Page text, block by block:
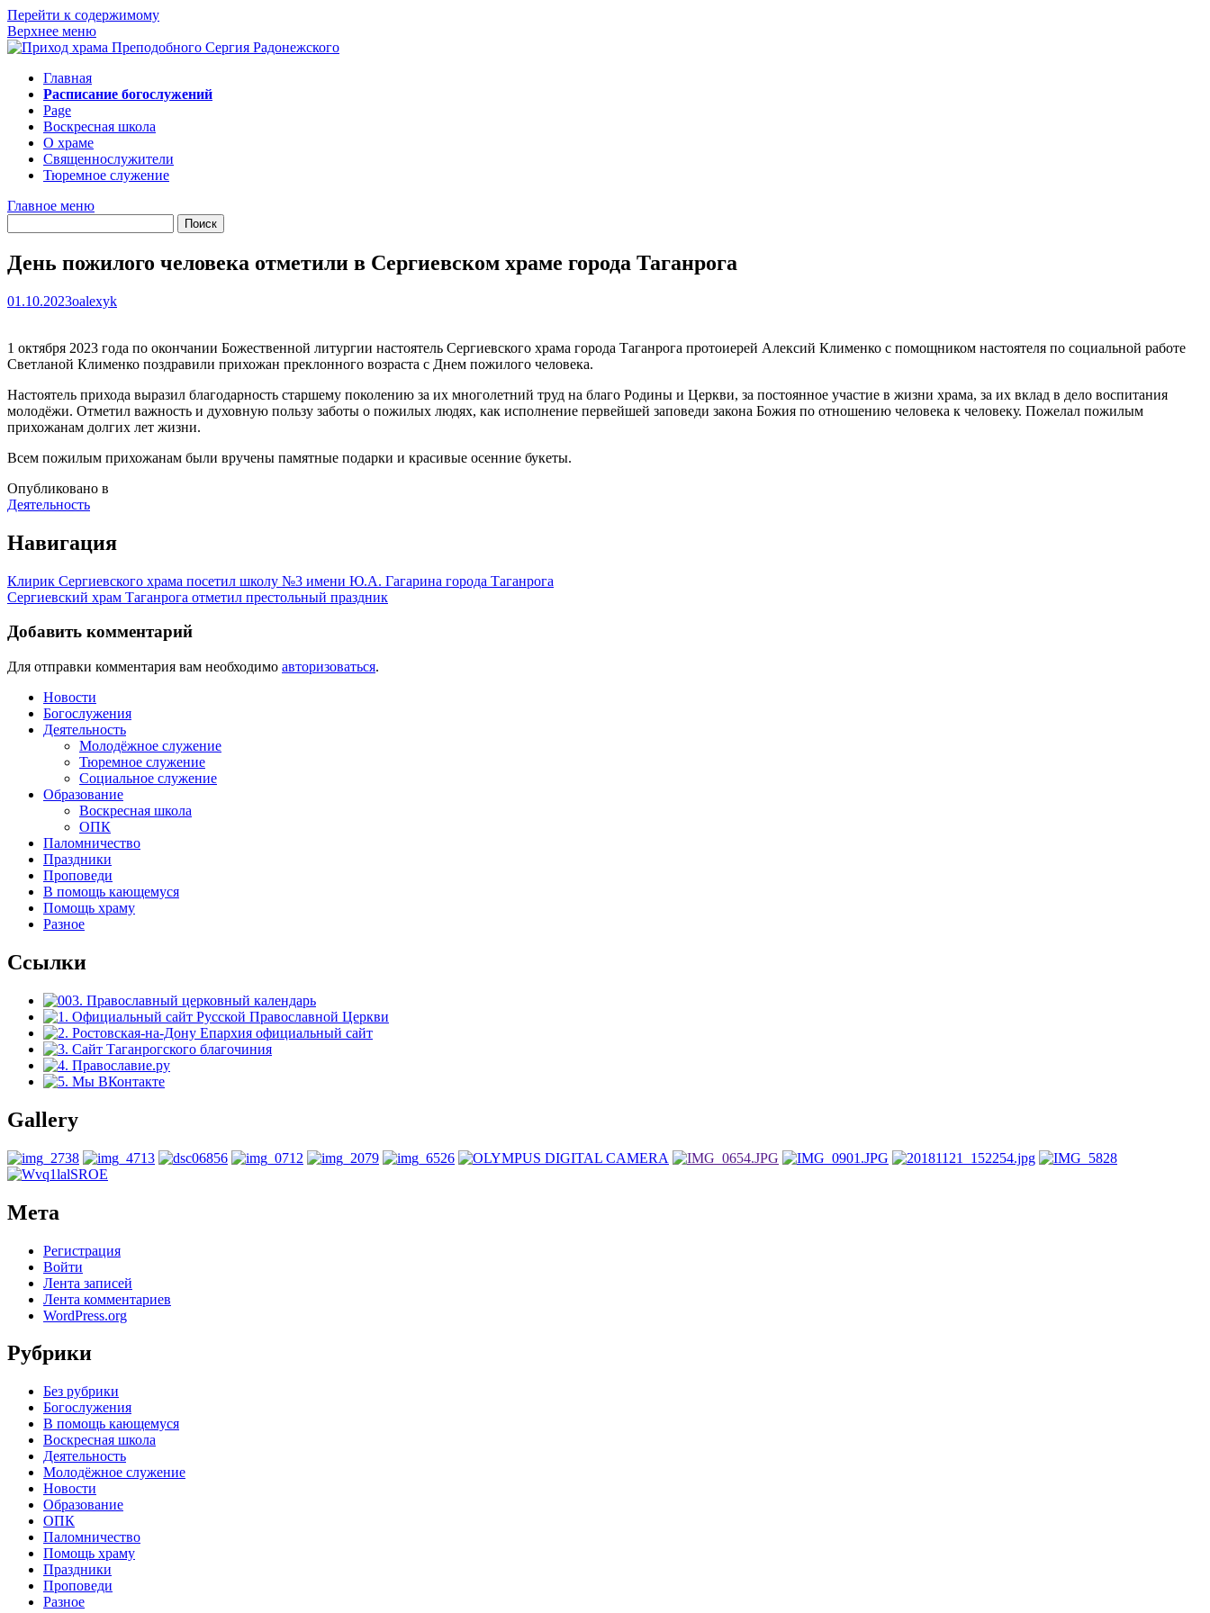
Перейти к содержимому
Верхнее меню
Главная
Расписание богослужений
Page
Воскресная школа
О храме
Священнослужители
Тюремное служение
Главное меню
День пожилого человека отметили в Сергиевском храме города Таганрога
01.10.2023oalexyk
1 октября 2023 года по окончании Божественной литургии настоятель Сергиевского храма города Таганрога протоиерей Алексий Клименко с помощником настоятеля по социальной работе
Светланой Клименко поздравили прихожан преклонного возраста с Днем пожилого человека.
Настоятель прихода выразил благодарность старшему поколению за их многолетний труд на благо Родины и Церкви, за постоянное участие в жизни храма, за их вклад в дело воспитания
молодёжи. Отметил важность и духовную пользу заботы о пожилых людях, как исполнение первейшей заповеди закона Божия по отношению человека к человеку. Пожелал пожилым
прихожанам долгих лет жизни.
Всем пожилым прихожанам были вручены памятные подарки и красивые осенние букеты.
Опубликовано в
Деятельность
Навигация
Клирик Сергиевского храма посетил школу №3 имени Ю.А. Гагарина города Таганрога
Сергиевский храм Таганрога отметил престольный праздник
Добавить комментарий
Для отправки комментария вам необходимо авторизоваться.
Новости
Богослужения
Деятельность
Молодёжное служение
Тюремное служение
Социальное служение
Образование
Воскресная школа
ОПК
Паломничество
Праздники
Проповеди
В помощь кающемуся
Помощь храму
Разное
Ссылки
Gallery
Мета
Регистрация
Войти
Лента записей
Лента комментариев
WordPress.org
Рубрики
Без рубрики
Богослужения
В помощь кающемуся
Воскресная школа
Деятельность
Молодёжное служение
Новости
Образование
ОПК
Паломничество
Помощь храму
Праздники
Проповеди
Разное